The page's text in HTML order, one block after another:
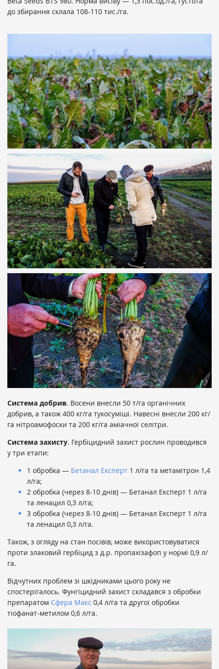
до збирання склала 108-110 тис./га.
Система добрив. Восени внесли 50 т/га органічних
добрив, а також 400 кг/га тукосуміші. Навесні внесли 200 кг/
га нітроамофоски та 200 кг/га аміачної селітри.
Система захисту. Гербіцидний захист рослин проводився
у три етапи:
1 обробка — Бетанал Експерт 1 л/га та метамітрон 1,4
л/га;
2 обробка (через 8-10 днів) — Бетанал Експерт 1 л/га
та ленацил 0,3 л/га;
3 обробка (через 8-10 днів) — Бетанал Експерт 1 л/га
та ленацил 0,3 л/га.
Також, з огляду на стан посівів, може використовуватися
проти злаковий гербіцид з д.р. пропахізафоп у нормі 0,9 л/
га.
Відчутних проблем зі шкідниками цього року не
спостерігалось. Фунгіцидний захист складався з обробки
препаратом Сфера Макс 0,4 л/га та другої обробки
тіофанат-метилом 0,6 л/га.